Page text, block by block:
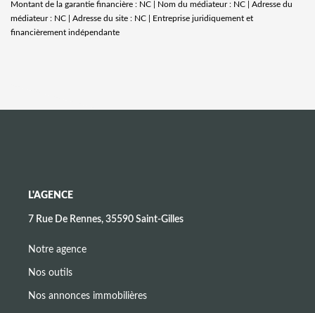
Montant de la garantie financière : NC | Nom du médiateur : NC | Adresse du
médiateur : NC | Adresse du site : NC | Entreprise juridiquement et
financièrement indépendante
L'AGENCE
7 Rue De Rennes, 35590 Saint-Gilles
Notre agence
Nos outils
Nos annonces immobilières